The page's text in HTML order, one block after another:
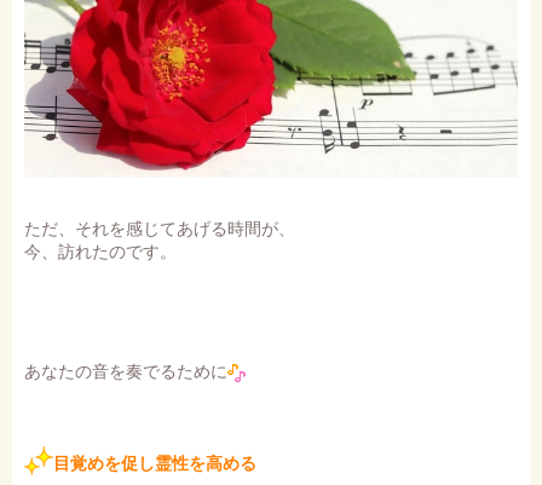
ただ、それを感じてあげる時間が、
今、訪れたのです。
あなたの音を奏でるために
目覚めを促し霊性を高める